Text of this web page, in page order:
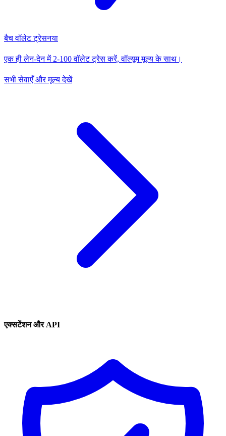
बैच वॉलेट ट्रेसनया
एक ही लेन-देन में 2-100 वॉलेट ट्रेस करें, वॉल्यूम मूल्य के साथ।
सभी सेवाएँ और मूल्य देखें
एक्सटेंशन और API